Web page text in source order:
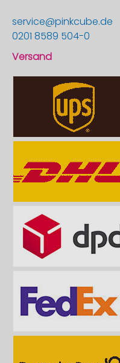
service@pinkcube.de
0201 8589 504-0
Versand